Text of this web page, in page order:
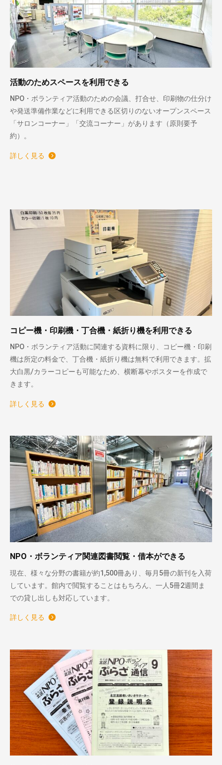
活動のためスペースを利用できる
NPO・ボランティア活動のための会議、打合せ、印刷物の仕分け
や発送準備作業などに利用できる区切りのないオープンスペース
「サロンコーナー」「交流コーナー」があります（原則要予
約）。
詳しく見る
コピー機・印刷機・丁合機・紙折り機を利用できる
NPO・ボランティア活動に関連する資料に限り、コピー機・印刷
機は所定の料金で、丁合機・紙折り機は無料で利用できます。拡
大白黒/カラーコピーも可能なため、横断幕やポスターを作成で
きます。
詳しく見る
NPO・ボランティア関連図書閲覧・借本ができる
現在、様々な分野の書籍が約1,500冊あり、毎月5冊の新刊を入荷
しています。館内で閲覧することはもちろん、一人5冊2週間ま
での貸し出しも対応しています。
詳しく見る